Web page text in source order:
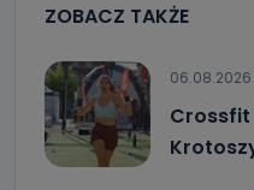
ZOBACZ TAKŻE
06.08.2026
Crossfit